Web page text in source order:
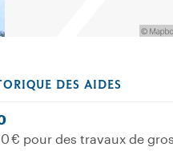
DES AIDES
€ pour des travaux de